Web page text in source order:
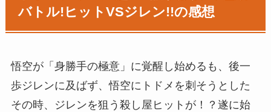
バトル!ヒットVSジレン!!の感想
悟空が「身勝手の極意」に覚醒し始めるも、後一
歩ジレンに及ばず、悟空にトドメを刺そうとした
その時、ジレンを狙う殺し屋ヒットが！？遂に始